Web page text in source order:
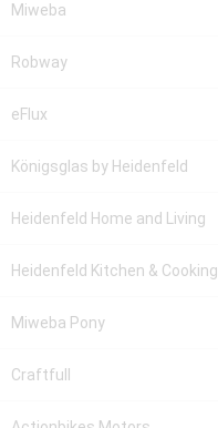
Miweba
Robway
eFlux
Königsglas by Heidenfeld
Heidenfeld Home and Living
Heidenfeld Kitchen & Cooking
Miweba Pony
Craftfull